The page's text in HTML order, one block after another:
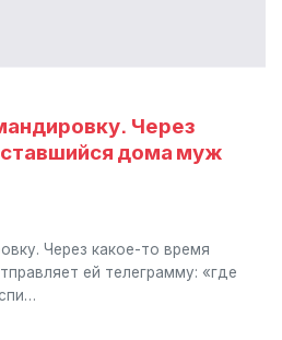
Через
дома муж
Через какое-то время
ей телеграмму: «где